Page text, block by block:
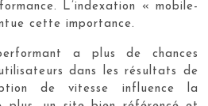
L’indexation « mobile-
cette importance.
a plus de chances
dans les résultats de
de vitesse influence la